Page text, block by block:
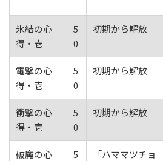
氷結の心
得・壱
5
0
初期から解放
電撃の心
得・壱
5
0
初期から解放
衝撃の心
得・壱
5
0
初期から解放
破魔の心
5
「ハママツチョ